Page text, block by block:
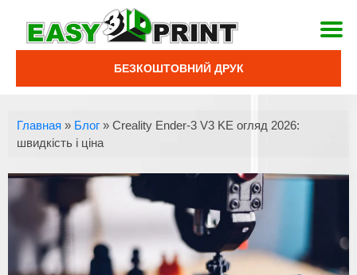
БЕЗКОШТОВНИЙ ДРУК
Главная » Блог »Creality Ender-3 V3 KE огляд 2026:
швидкість і ціна